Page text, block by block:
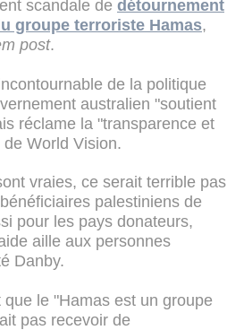
scandale de détournement
groupe terroriste Hamas,
post.
de la politique
australien "soutient
réclame la "transparence et
de World Vision.
vraies, ce serait terrible pas
palestiniens de
pour les pays donateurs,
aille aux personnes
Danby.
le "Hamas est un groupe
pas recevoir de